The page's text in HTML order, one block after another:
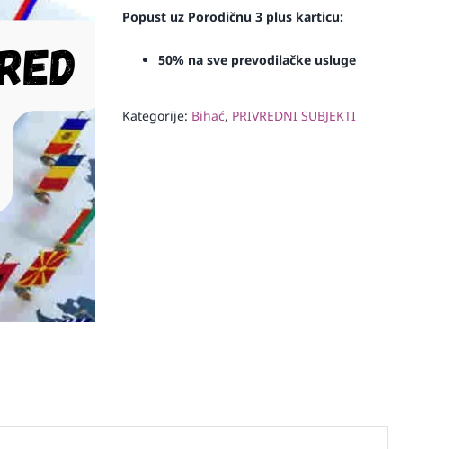
Popust uz Porodičnu 3 plus karticu:
50% na sve prevodilačke usluge
Kategorije: Bihać, PRIVREDNI SUBJEKTI